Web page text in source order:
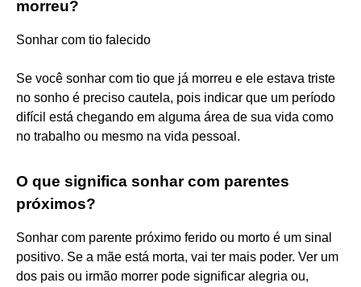
morreu?
Sonhar com tio falecido
Se você sonhar com tio que já morreu e ele estava triste
no sonho é preciso cautela, pois indicar que um período
difícil está chegando em alguma área de sua vida como
no trabalho ou mesmo na vida pessoal.
O que significa sonhar com parentes
próximos?
Sonhar com parente próximo ferido ou morto é um sinal
positivo. Se a mãe está morta, vai ter mais poder. Ver um
dos pais ou irmão morrer pode significar alegria ou,